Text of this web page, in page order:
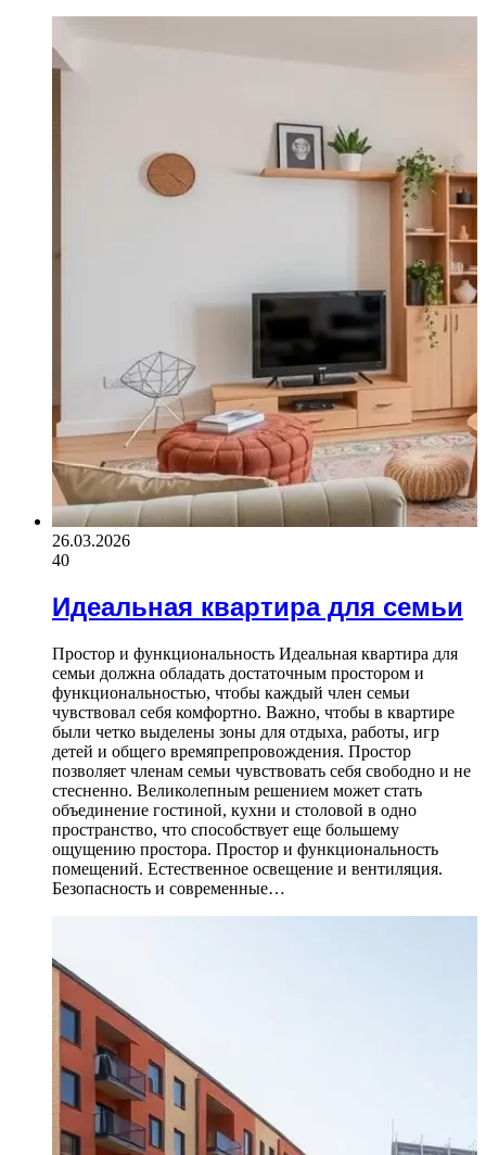
26.03.2026
40
Идеальная квартира для семьи
Простор и функциональность Идеальная квартира для
семьи должна обладать достаточным простором и
функциональностью, чтобы каждый член семьи
чувствовал себя комфортно. Важно, чтобы в квартире
были четко выделены зоны для отдыха, работы, игр
детей и общего времяпрепровождения. Простор
позволяет членам семьи чувствовать себя свободно и не
стесненно. Великолепным решением может стать
объединение гостиной, кухни и столовой в одно
пространство, что способствует еще большему
ощущению простора. Простор и функциональность
помещений. Естественное освещение и вентиляция.
Безопасность и современные…